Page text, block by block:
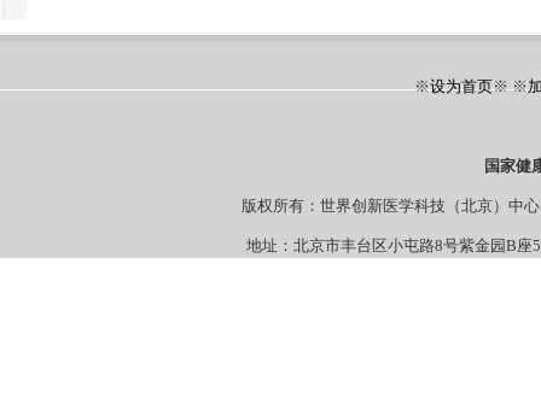
※设为首页※ ※
国家健
版权所有：世界创新医学科技（北京）
地址：北京市丰台区小屯路8号紫金园B